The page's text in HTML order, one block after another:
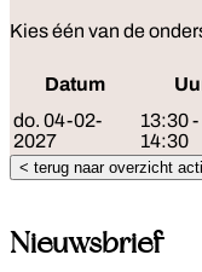
Kies één van de
Datum
do. 04-02-
2027
13:30 -
14:30
< terug naar overzicht
Nieuwsbrief